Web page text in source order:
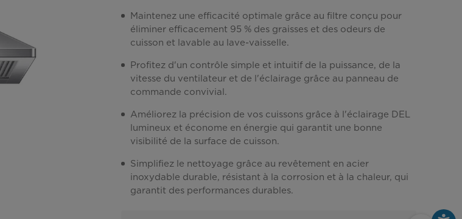
Maintenez une efficacité optimale grâce au filtre conçu pour
éliminer efficacement 95 % des graisses et des odeurs de
cuisson et lavable au lave-vaisselle.
Profitez d'un contrôle simple et intuitif de la puissance, de la
vitesse du ventilateur et de l'éclairage grâce au panneau de
commande convivial.
Améliorez la précision de vos cuissons grâce à l'éclairage DEL
lumineux et économe en énergie qui garantit une bonne
visibilité de la surface de cuisson.
Simplifiez le nettoyage grâce au revêtement en acier
inoxydable durable, résistant à la corrosion et à la chaleur, qui
garantit des performances durables.